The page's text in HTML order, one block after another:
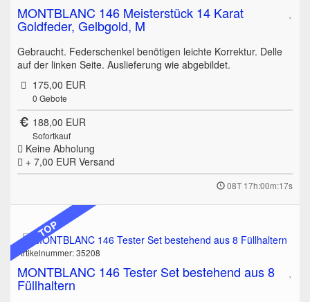
MONTBLANC 146 Meisterstück 14 Karat
Goldfeder, Gelbgold, M
Gebraucht. Federschenkel benötigen leichte Korrektur. Delle
auf der linken Seite. Auslieferung wie abgebildet.
175,00 EUR
0 Gebote
188,00 EUR
Sofortkauf
Keine Abholung
+ 7,00 EUR Versand
08T 17h:00m:17s
TOP
Artikelnummer: 35208
MONTBLANC 146 Tester Set bestehend aus 8
Füllhaltern